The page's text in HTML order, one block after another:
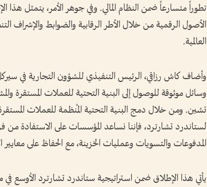
تطوراً متسارعاً ضمن النظام المالي. وفي جوهر الأمر، يتمثل
الأصول الرقمية من خلال الأطر الرقابية والضوابط والإشراف
العالمية.
وأضاف كاش رزاقي، الرئيس التنفيذي للشؤون التجارية في
وسائل موثوقة للوصول إلى البنية التحتية للعملات المستقرة
تشين. ومن خلال دمج البنية التحتية المُنظمة للعملات المستقرة
المدفوعات والتسويات وعمليات الخزينة، مع الحفاظ على معايير
يأتي هذا الإطلاق ضمن استراتيجية ستاندرد تشارترد الأوسع